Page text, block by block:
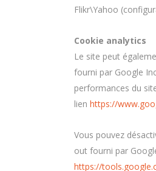
Flikr\Yahoo
Cookie analytics
Le site peut
fourni par Google
performances du
lien https://
Vous pouvez
out fourni par
https://